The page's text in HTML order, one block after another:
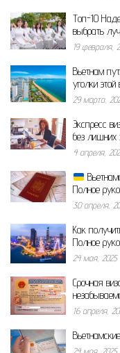
Топ-10
выбрать
19 февраля,
Вьетнам
уголки
29 марта,
Экспресс
без лишних
4 апреля,
Полное
30 апреля,
Как
Полное
24 мая, 2025
Срочная
16 апреля,